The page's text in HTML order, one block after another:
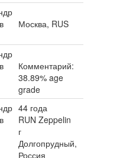
Москва, RUS
Комментарий:
38.89% age
grade
44 года
RUN Zeppelin
г
Долгопрудный,
Россия